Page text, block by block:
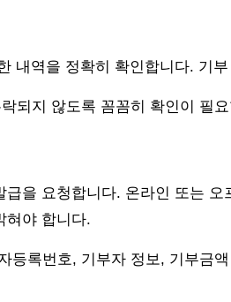
내역을 정확히 확인합니다. 기
되지 않도록 꼼꼼히 확인이 필
급을 요청합니다. 온라인 또는
혀야 합니다.
등록번호, 기부자 정보, 기부금